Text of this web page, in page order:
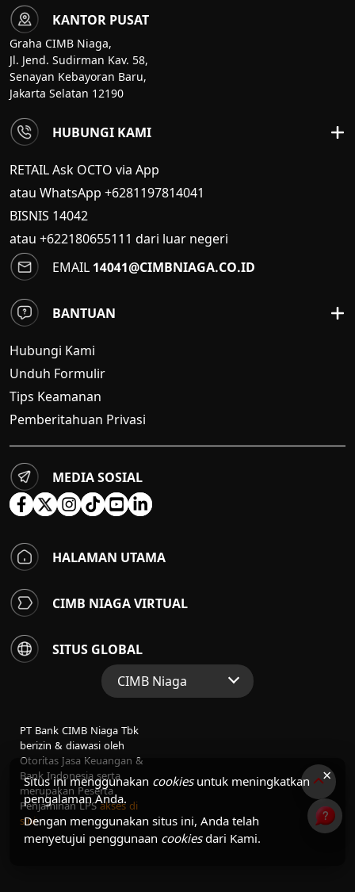
×
Situs ini menggunakan cookiesuntuk meningkatkan
pengalaman Anda.
Dengan menggunakan situs ini, Anda telah
menyetujui penggunaan cookiesdari Kami.
KANTOR PUSAT
Graha CIMB Niaga,
Jl. Jend. Sudirman Kav. 58,
Senayan Kebayoran Baru,
Jakarta Selatan 12190
HUBUNGI KAMI
RETAIL Ask OCTO via App
atau WhatsApp +6281197814041
BISNIS 14042
atau +622180655111 dari luar negeri
EMAIL 14041@CIMBNIAGA.CO.ID
BANTUAN
Hubungi Kami
Unduh Formulir
Tips Keamanan
Pemberitahuan Privasi
MEDIA SOSIAL
HALAMAN UTAMA
CIMB NIAGA VIRTUAL
SITUS GLOBAL
CIMB Niaga
Perbankan Konsumen
Perbankan Syariah
PT Bank CIMB Niaga Tbk
berizin & diawasi oleh
Otoritas Jasa Keuangan &
Bank Indonesia serta
merupakan Peserta
Penjaminan LPSakses di
sini